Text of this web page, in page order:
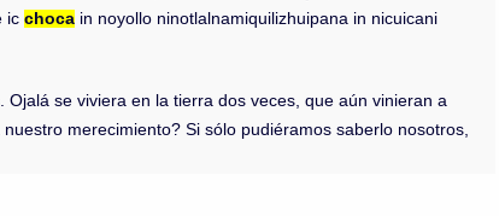
icchoca in noyollo ninotlalnamiquilizhuipana in nicuicani
se viviera en la tierra dos veces, que aún vinieran a
merecimiento? Si sólo pudiéramos saberlo nosotros,